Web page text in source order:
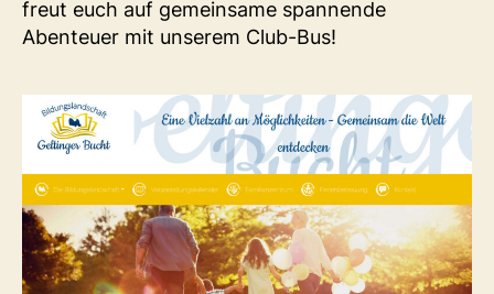
freut euch auf gemeinsame spannende
Abenteuer mit unserem Club-Bus!